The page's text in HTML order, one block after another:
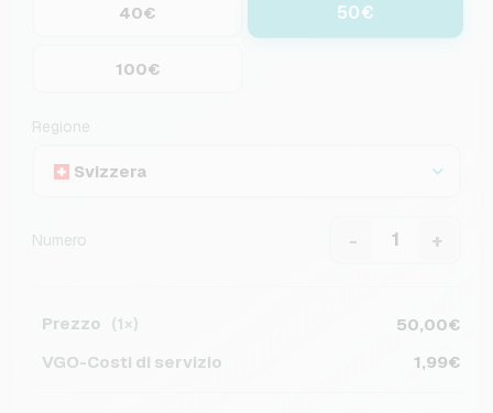
40€ 50€
100€
Regione
Svizzera
Numero - +
Prezzo (1×)
50,00€
VGO-Costi di servizio
1,99€